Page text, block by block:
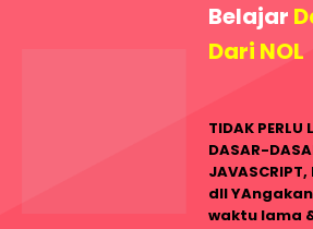
Belajar
Dari NOL
TIDAK PERLU
DASAR-
dll
waktu lama